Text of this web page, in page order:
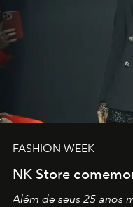
FASHION WEEK
NK Store
Além de seus 25 anos